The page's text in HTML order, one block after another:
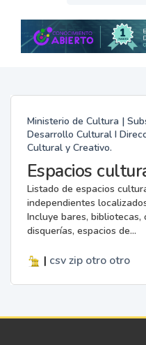
Ministerio de Cultura |
Desarrollo Cultural I
Cultural y Creativo.
Espacios
Listado de espacios
independientes
Incluye bares,
disquerías, espacios de...
| csv zip otro otro